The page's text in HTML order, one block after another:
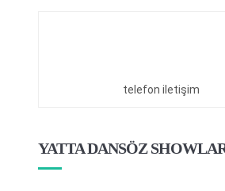
telefon iletişim
YATTA DANSÖZ